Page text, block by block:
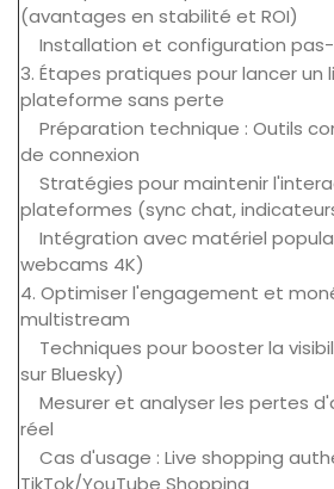
(avantages en stabilité et ROI)
Installation et configuration
3. Étapes pratiques pour lancer un
plateforme sans perte
Préparation technique : Outils
de connexion
Stratégies pour maintenir
plateformes (sync chat, indicateurs
Intégration avec matériel
webcams 4K)
4. Optimiser l'engagement et
multistream
Techniques pour booster la
sur Bluesky)
Mesurer et analyser les pertes
réel
Cas d'usage : Live shopping
TikTok/YouTube Shopping